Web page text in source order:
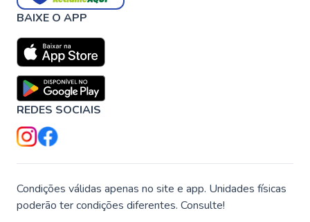
BAIXE O APP
REDES SOCIAIS
Condições válidas apenas no site e app. Unidades físicas
poderão ter condições diferentes. Consulte!